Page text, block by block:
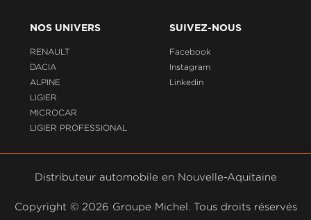
NOS UNIVERS
RENAULT
DACIA
ALPINE
LIGIER
MICROCAR
LIGIER PROFESSIONAL
SUIVEZ-NOUS
Facebook
Instagram
Linkedin
Distributeur automobile en Nouvelle-Aquitaine
Copyright © 2026 Groupe Michel. Tous droits réservés